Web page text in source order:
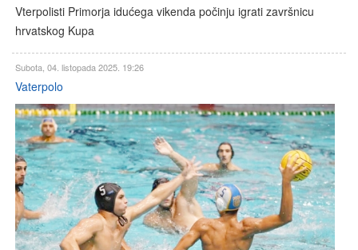
Vterpolisti Primorja idućega vikenda počinju igrati završnicu
hrvatskog Kupa
Subota, 04. listopada 2025. 19:26
Vaterpolo